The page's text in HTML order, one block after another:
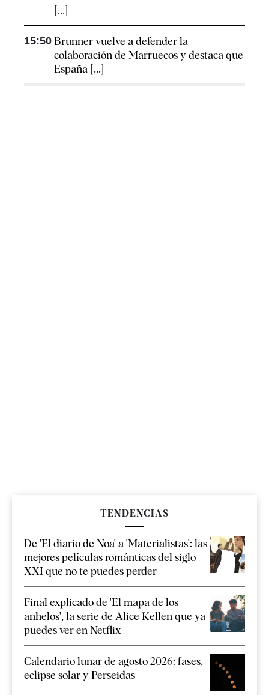
[...]
15:50 Brunner vuelve a defender la
colaboración de Marruecos y destaca que
España [...]
TENDENCIAS
De 'El diario de Noa' a 'Materialistas': las
mejores películas románticas del siglo
XXI que no te puedes perder
Final explicado de 'El mapa de los
anhelos', la serie de Alice Kellen que ya
puedes ver en Netflix
Calendario lunar de agosto 2026: fases,
eclipse solar y Perseidas